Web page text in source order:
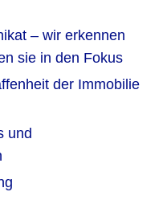
– wir erkennen
sie in den Fokus
der Immobilie
und